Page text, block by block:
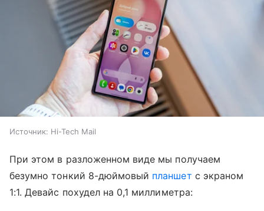
Источник: Hi-Tech Mail
При этом в разложенном виде мы получаем
безумно тонкий 8-дюймовый планшет с экраном
1:1. Девайс похудел на 0,1 миллиметра: